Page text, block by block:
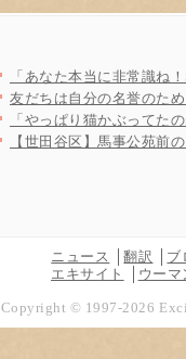
ニュース 翻訳
ブ
エキサイト
ウー
Copyright © 1997-2026